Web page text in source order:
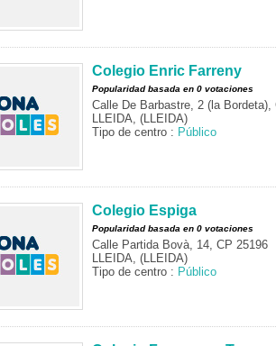
Colegio Enric Farreny
Popularidad basada en 0 votaciones
Calle De Barbastre, 2 (la Bordeta),
LLEIDA, (LLEIDA)
Tipo de centro : Público
Colegio Espiga
Popularidad basada en 0 votaciones
Calle Partida Bovà, 14, CP 25196
LLEIDA, (LLEIDA)
Tipo de centro : Público